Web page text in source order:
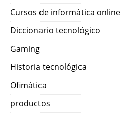
Cursos de informática online
Diccionario tecnológico
Gaming
Historia tecnológica
Ofimática
productos